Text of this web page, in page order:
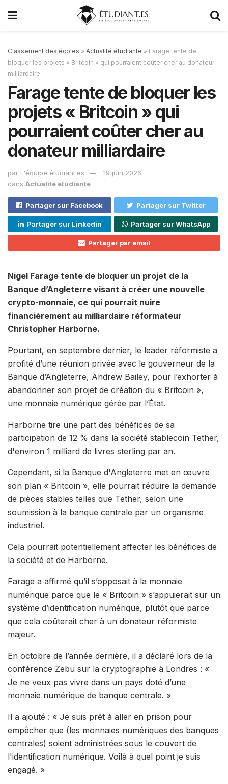
Classement des écoles » Actualité étudiante » Farage tente de
bloquer les projets « Britcoin » qui pourraient coûter cher au donateur
milliardaire
Farage tente de bloquer les
projets « Britcoin » qui
pourraient coûter cher au
donateur milliardaire
par L'équipe étudiant.es
19 juin 2026
dans Actualité étudiante
Partager sur Facebook Partager sur Twitter
Partager sur Linkedin Partager sur WhatsApp
Partager par email
Nigel Farage tente de bloquer un projet de la
Banque d’Angleterre visant à créer une nouvelle
crypto-monnaie, ce qui pourrait nuire
financièrement au milliardaire réformateur
Christopher Harborne.
Pourtant, en septembre dernier, le leader réformiste a
profité d’une réunion privée avec le gouverneur de la
Banque d’Angleterre, Andrew Bailey, pour l’exhorter à
abandonner son projet de création du « Britcoin »,
une monnaie numérique gérée par l’État.
Harborne tire une part des bénéfices de sa
participation de 12 % dans la société stablecoin Tether,
d'environ 1 milliard de livres sterling par an.
Cependant, si la Banque d'Angleterre met en œuvre
son plan « Britcoin », elle pourrait réduire la demande
de pièces stables telles que Tether, selon une
soumission à la banque centrale par un organisme
industriel.
Cela pourrait potentiellement affecter les bénéfices de
la société et de Harborne.
Farage a affirmé qu’il s’opposait à la monnaie
numérique parce que le « Britcoin » s’appuierait sur un
système d’identification numérique, plutôt que parce
que cela coûterait cher à un donateur réformiste
majeur.
En octobre de l’année dernière, il a déclaré lors de la
conférence Zebu sur la cryptographie à Londres : «
Je ne veux pas vivre dans un pays doté d’une
monnaie numérique de banque centrale. »
Il a ajouté : « Je suis prêt à aller en prison pour
empêcher que (les monnaies numériques des banques
centrales) soient administrées sous le couvert de
l'identification numérique. Voilà à quel point je suis
engagé. »